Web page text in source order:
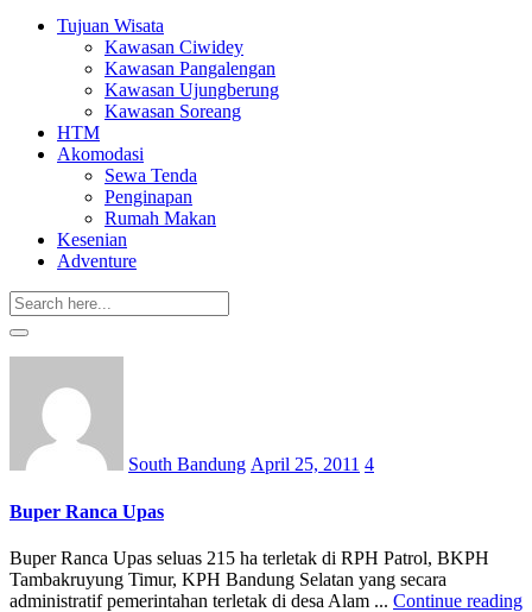
Tujuan Wisata
Kawasan Ciwidey
Kawasan Pangalengan
Kawasan Ujungberung
Kawasan Soreang
HTM
Akomodasi
Sewa Tenda
Penginapan
Rumah Makan
Kesenian
Adventure
South Bandung April 25, 2011 4
Buper Ranca Upas
Buper Ranca Upas seluas 215 ha terletak di RPH Patrol, BKPH
Tambakruyung Timur, KPH Bandung Selatan yang secara
administratif pemerintahan terletak di desa Alam ... Continue reading